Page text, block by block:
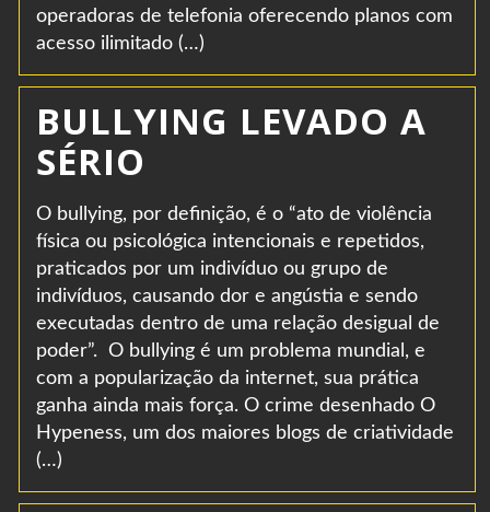
operadoras de telefonia oferecendo planos com
acesso ilimitado (…)
BULLYING LEVADO A
SÉRIO
O bullying, por definição, é o “ato de violência
física ou psicológica intencionais e repetidos,
praticados por um indivíduo ou grupo de
indivíduos, causando dor e angústia e sendo
executadas dentro de uma relação desigual de
poder”. O bullying é um problema mundial, e
com a popularização da internet, sua prática
ganha ainda mais força. O crime desenhado O
Hypeness, um dos maiores blogs de criatividade
(…)